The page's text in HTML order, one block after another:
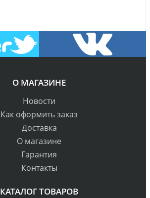
О МАГАЗИНЕ
Новости
Как оформить заказ
Доставка
О магазине
Гарантия
Контакты
КАТАЛОГ ТОВАРОВ